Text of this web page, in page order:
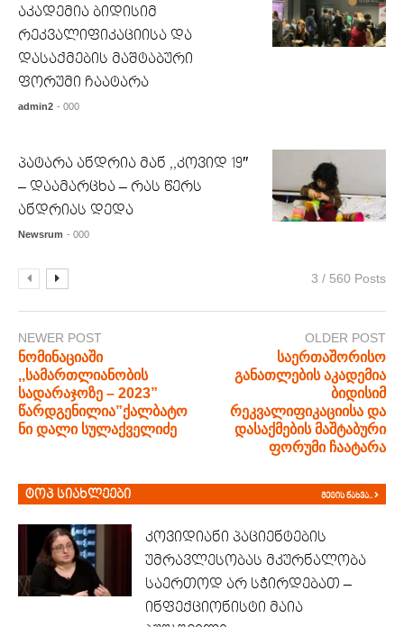
აკადემია ბიდისიმ
რეკვალიფიკაციისა და
დასაქმების მაშტაბური
ფორუმი ჩაატარა
admin2 - 000
პატარა ანდრია მან ,,კოვიდ 19″
– დაამარცხა – რას წერს
ანდრიას დედა
Newsrum - 000
3 / 560 Posts
NEWER POST
ნომინაციაში
,,სამართლიანობის
სადარაჯოზე – 2023”
წარდგენილია”ქალბატო
ნი დალი სულაქველიძე
OLDER POST
საერთაშორისო
განათლების აკადემია
ბიდისიმ
რეკვალიფიკაციისა და
დასაქმების მაშტაბური
ფორუმი ჩაატარა
ტოპ სიახლეები მეტის ნახვა..
კოვიდიანი პაციენტების
უმრავლესობას მკურნალობა
საერთოდ არ სჭირდებათ –
ინფექციონისტი მაია